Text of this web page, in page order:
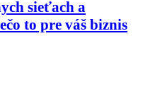
sieťach a
to pre váš biznis